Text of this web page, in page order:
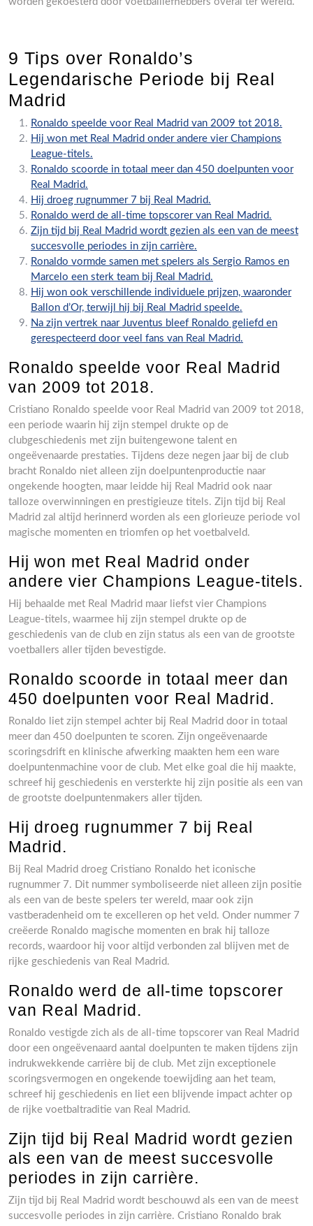
9 Tips over Ronaldo’s
Legendarische Periode bij Real
Madrid
Ronaldo speelde voor Real Madrid van 2009 tot 2018.
Hij won met Real Madrid onder andere vier Champions
League-titels.
Ronaldo scoorde in totaal meer dan 450 doelpunten voor
Real Madrid.
Hij droeg rugnummer 7 bij Real Madrid.
Ronaldo werd de all-time topscorer van Real Madrid.
Zijn tijd bij Real Madrid wordt gezien als een van de meest
succesvolle periodes in zijn carrière.
Ronaldo vormde samen met spelers als Sergio Ramos en
Marcelo een sterk team bij Real Madrid.
Hij won ook verschillende individuele prijzen, waaronder
Ballon d’Or, terwijl hij bij Real Madrid speelde.
Na zijn vertrek naar Juventus bleef Ronaldo geliefd en
gerespecteerd door veel fans van Real Madrid.
Ronaldo speelde voor Real Madrid
van 2009 tot 2018.
Cristiano Ronaldo speelde voor Real Madrid van 2009 tot 2018,
een periode waarin hij zijn stempel drukte op de
clubgeschiedenis met zijn buitengewone talent en
ongeëvenaarde prestaties. Tijdens deze negen jaar bij de club
bracht Ronaldo niet alleen zijn doelpuntenproductie naar
ongekende hoogten, maar leidde hij Real Madrid ook naar
talloze overwinningen en prestigieuze titels. Zijn tijd bij Real
Madrid zal altijd herinnerd worden als een glorieuze periode vol
magische momenten en triomfen op het voetbalveld.
Hij won met Real Madrid onder
andere vier Champions League-titels.
Hij behaalde met Real Madrid maar liefst vier Champions
League-titels, waarmee hij zijn stempel drukte op de
geschiedenis van de club en zijn status als een van de grootste
voetballers aller tijden bevestigde.
Ronaldo scoorde in totaal meer dan
450 doelpunten voor Real Madrid.
Ronaldo liet zijn stempel achter bij Real Madrid door in totaal
meer dan 450 doelpunten te scoren. Zijn ongeëvenaarde
scoringsdrift en klinische afwerking maakten hem een ware
doelpuntenmachine voor de club. Met elke goal die hij maakte,
schreef hij geschiedenis en versterkte hij zijn positie als een van
de grootste doelpuntenmakers aller tijden.
Hij droeg rugnummer 7 bij Real
Madrid.
Bij Real Madrid droeg Cristiano Ronaldo het iconische
rugnummer 7. Dit nummer symboliseerde niet alleen zijn positie
als een van de beste spelers ter wereld, maar ook zijn
vastberadenheid om te excelleren op het veld. Onder nummer 7
creëerde Ronaldo magische momenten en brak hij talloze
records, waardoor hij voor altijd verbonden zal blijven met de
rijke geschiedenis van Real Madrid.
Ronaldo werd de all-time topscorer
van Real Madrid.
Ronaldo vestigde zich als de all-time topscorer van Real Madrid
door een ongeëvenaard aantal doelpunten te maken tijdens zijn
indrukwekkende carrière bij de club. Met zijn exceptionele
scoringsvermogen en ongekende toewijding aan het team,
schreef hij geschiedenis en liet een blijvende impact achter op
de rijke voetbaltraditie van Real Madrid.
Zijn tijd bij Real Madrid wordt gezien
als een van de meest succesvolle
periodes in zijn carrière.
Zijn tijd bij Real Madrid wordt beschouwd als een van de meest
succesvolle periodes in zijn carrière. Cristiano Ronaldo brak